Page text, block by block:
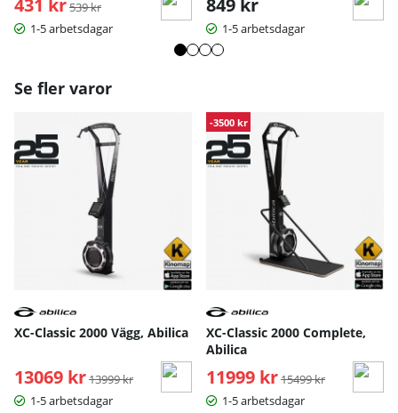
JTC Sport Ski Air är det perfekta valet för dig som vill
maximera träningsresultatet med funktionell, intensiv
och variationsrik träning i hemmet.
539 kr
1-5 arbetsdagar
1-5 arbetsdagar
Se fler varor
XC-Classic 2000 Vägg, Abilica
13069 kr Ordinarie pris:
13999 kr
1-5 arbetsdagar
-3500 kr
XC-Classic 2000 Complete,
Abilica
11999 kr Ordinarie pris:
15499 kr
1-5 arbetsdagar